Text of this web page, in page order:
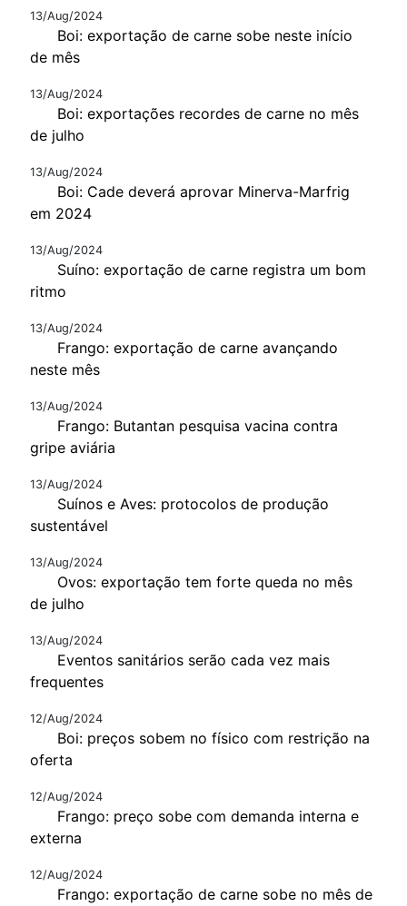
13/Aug/2024
Boi: exportação de carne sobe neste início
de mês
13/Aug/2024
Boi: exportações recordes de carne no mês
de julho
13/Aug/2024
Boi: Cade deverá aprovar Minerva-Marfrig
em 2024
13/Aug/2024
Suíno: exportação de carne registra um bom
ritmo
13/Aug/2024
Frango: exportação de carne avançando
neste mês
13/Aug/2024
Frango: Butantan pesquisa vacina contra
gripe aviária
13/Aug/2024
Suínos e Aves: protocolos de produção
sustentável
13/Aug/2024
Ovos: exportação tem forte queda no mês
de julho
13/Aug/2024
Eventos sanitários serão cada vez mais
frequentes
12/Aug/2024
Boi: preços sobem no físico com restrição na
oferta
12/Aug/2024
Frango: preço sobe com demanda interna e
externa
12/Aug/2024
Frango: exportação de carne sobe no mês de